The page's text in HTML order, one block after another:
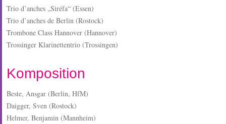
Trio d’anches „Siréfa“ (Essen)
Trio d’anches de Berlin (Rostock)
Trombone Class Hannover (Hannover)
Trossinger Klarinettentrio (Trossingen)
Komposition
Beste, Ansgar (Berlin, HfM)
Daigger, Sven (Rostock)
Helmer, Benjamin (Mannheim)